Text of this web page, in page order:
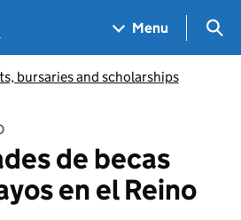
Menu
bursaries and scholarships
de becas
en el Reino